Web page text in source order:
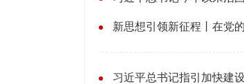
新思想引领新征程丨在党
习近平总书记指引加快建